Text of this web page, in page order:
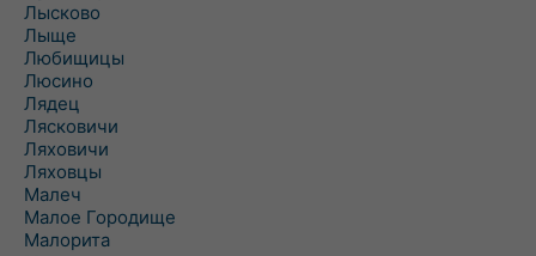
Лысково
Лыще
Любищицы
Люсино
Лядец
Лясковичи
Ляховичи
Ляховцы
Малеч
Малое Городище
Малорита